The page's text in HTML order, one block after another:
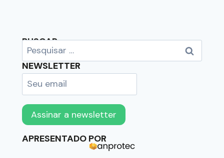
BUSCAR
NEWSLETTER
APRESENTADO POR